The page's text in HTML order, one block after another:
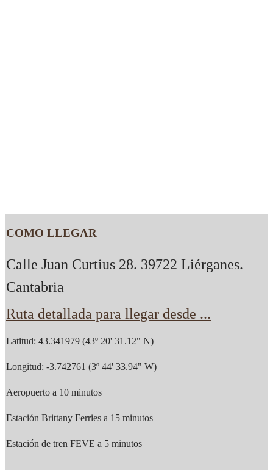
COMO LLEGAR
Calle Juan Curtius 28. 39722 Liérganes.
Cantabria
Ruta detallada para llegar desde ...
Latitud: 43.341979 (43º 20' 31.12" N)
Longitud: -3.742761 (3º 44' 33.94" W)
Aeropuerto a 10 minutos
Estación Brittany Ferries a 15 minutos
Estación de tren FEVE a 5 minutos